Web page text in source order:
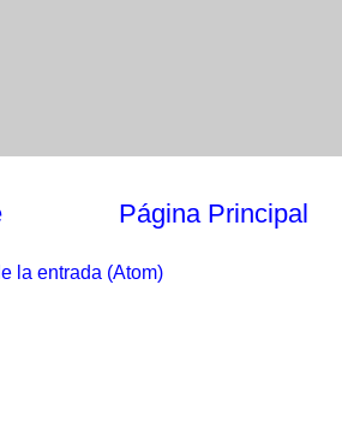
Página Principal
la entrada (Atom)